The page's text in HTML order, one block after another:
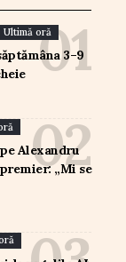
Ultimă oră
3–9
Alexandru
„Mi se